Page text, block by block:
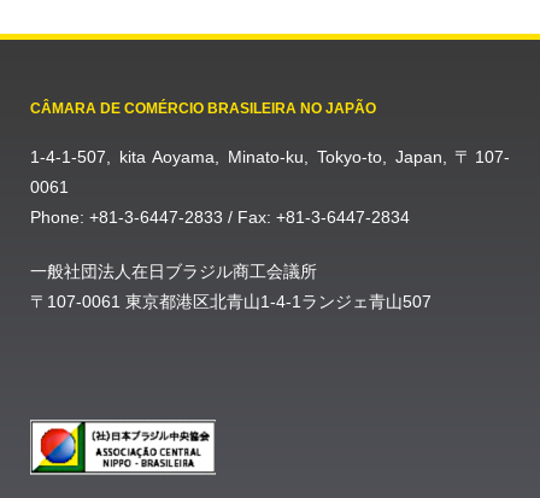
CÂMARA DE COMÉRCIO BRASILEIRA NO JAPÃO
1-4-1-507, kita Aoyama, Minato-ku, Tokyo-to, Japan, 〒107-
0061
Phone: +81-3-6447-2833 / Fax: +81-3-6447-2834
一般社団法人在日ブラジル商工会議所
〒107-0061 東京都港区北青山1-4-1ランジェ青山507